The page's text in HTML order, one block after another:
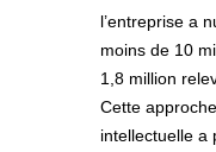
l’entreprise a
moins de 10
1,8 million
Cette
intellectuelle a